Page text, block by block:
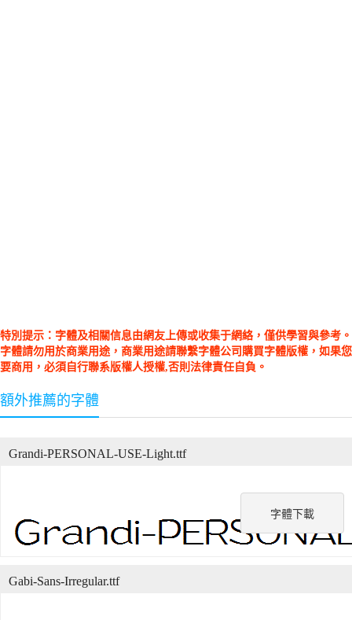
特別提示：字體及相關信息由網友上傳或收集于網絡，僅供學習與參考。
字體請勿用於商業用途，商業用途請聯繫字體公司購買字體版權，如果您
要商用，必須自行聯系版權人授權,否則法律責任自負。
額外推薦的字體
字體下載
Grandi-PERSONAL-USE-Light.ttf
Gabi-Sans-Irregular.ttf